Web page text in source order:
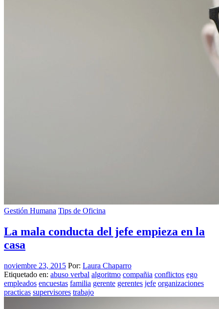
Gestión Humana Tips de Oficina
La mala conducta del jefe empieza en la
casa
noviembre 23, 2015 Por: Laura Chaparro
Etiquetado en: abuso verbal algoritmo compañia conflictos ego
empleados encuestas familia gerente gerentes jefe organizaciones
practicas supervisores trabajo